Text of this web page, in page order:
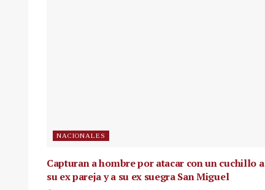
NACIONALES
Capturan a hombre por atacar con un cuchillo a
su ex pareja y a su ex suegra San Miguel